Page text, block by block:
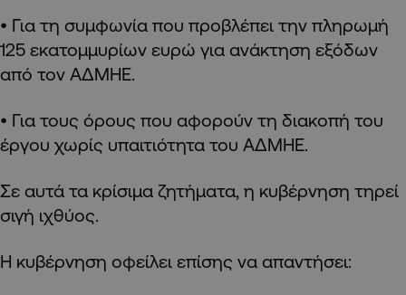
• Για τη συμφωνία που προβλέπει την πληρωμή
125 εκατομμυρίων ευρώ για ανάκτηση εξόδων
από τον ΑΔΜΗΕ.
• Για τους όρους που αφορούν τη διακοπή του
έργου χωρίς υπαιτιότητα του ΑΔΜΗΕ.
Σε αυτά τα κρίσιμα ζητήματα, η κυβέρνηση τηρεί
σιγή ιχθύος.
Η κυβέρνηση οφείλει επίσης να απαντήσει: